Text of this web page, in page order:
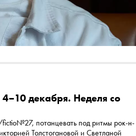
декабря. Неделя со
потанцевать под ритмы рок-н-
Толстогановой и Светланой